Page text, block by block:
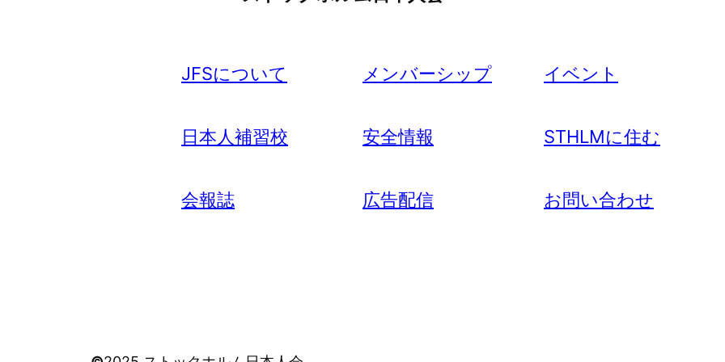
JFSについて メンバーシップ イベント
日本人補習校 安全情報 STHLMに住む
会報誌 広告配信 お問い合わせ